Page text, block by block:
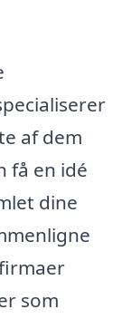
af dem
få en idé
dine
som